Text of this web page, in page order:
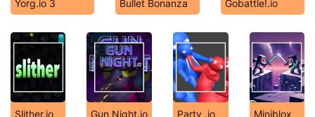
Yorg.io 3 Bullet Bonanza Gobattle!.io
Slither.io Gun Night.io Party .io Miniblox